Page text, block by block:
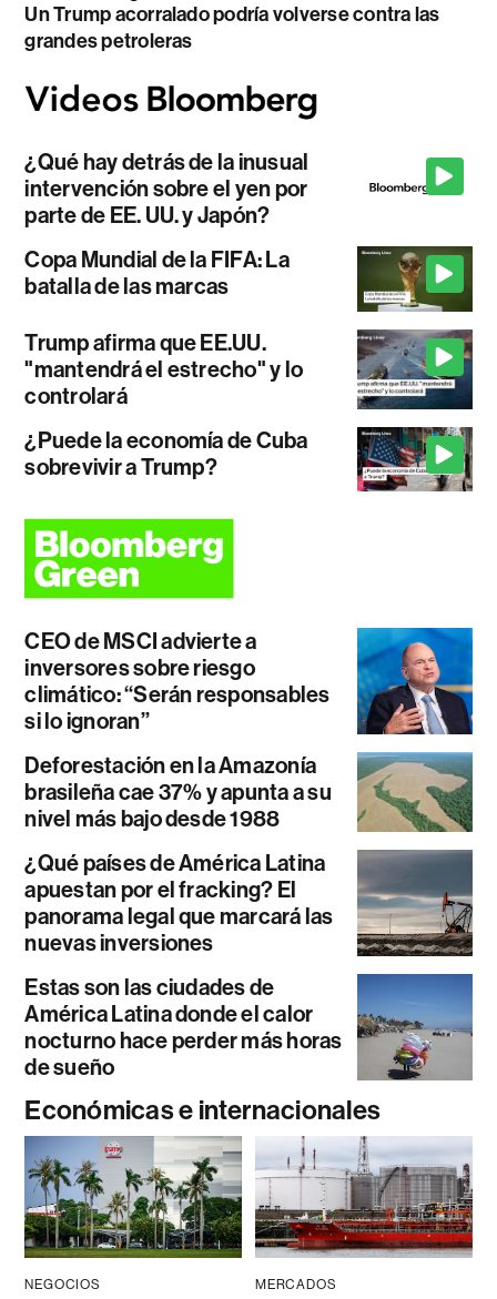
Un Trump acorralado podría volverse contra las
grandes petroleras
¿Qué hay detrás de la inusual
intervención sobre el yen por
parte de EE. UU. y Japón?
Copa Mundial de la FIFA: La
batalla de las marcas
Trump afirma que EE.UU.
"mantendrá el estrecho" y lo
controlará
¿Puede la economía de Cuba
sobrevivir a Trump?
CEO de MSCI advierte a
inversores sobre riesgo
climático: “Serán responsables
si lo ignoran”
Deforestación en la Amazonía
brasileña cae 37% y apunta a su
nivel más bajo desde 1988
¿Qué países de América Latina
apuestan por el fracking? El
panorama legal que marcará las
nuevas inversiones
Estas son las ciudades de
América Latina donde el calor
nocturno hace perder más horas
de sueño
Económicas e internacionales
NEGOCIOS MERCADOS